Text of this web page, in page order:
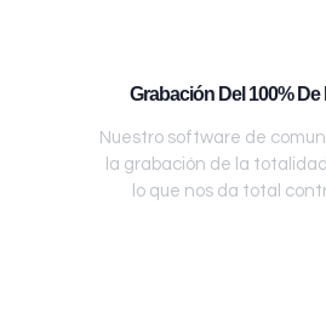
Grabación Del 100%
Nuestro software de
la grabación de la
lo que nos da total